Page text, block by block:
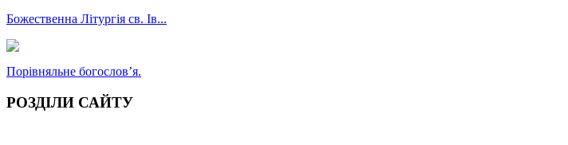
Божественна Літургія св. Ів...
Порівняльне богословʼя.
РОЗДІЛИ САЙТУ